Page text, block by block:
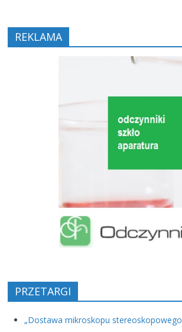
REKLAMA
PRZETARGI
„Dostawa mikroskopu stereoskopowego